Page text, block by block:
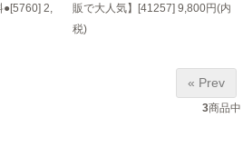
●[5760] 2,
販で大人気】[41257] 9,800円(内
税)
« Prev
3商品中